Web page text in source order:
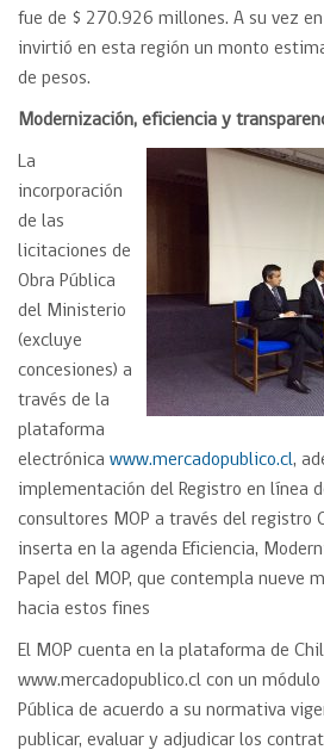
fue de $ 270.926 millones. A su vez
invirtió en esta región un monto
de pesos.
Modernización, eficiencia y
La
incorporación
de las
licitaciones de
Obra Pública
del Ministerio
(excluye
concesiones) a
través de la
plataforma
electrónica www.mercadopublico.cl,
implementación del Registro en línea
consultores MOP a través del registro
inserta en la agenda Eficiencia,
Papel del MOP, que contempla nueve
hacia estos fines
El MOP cuenta en la plataforma de
www.mercadopublico.cl con un
Pública de acuerdo a su normativa
publicar, evaluar y adjudicar los